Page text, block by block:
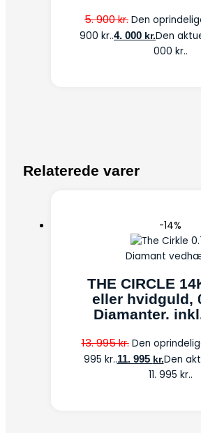
5. 900kr. Den
900 kr..4. 000 kr.Den
000 kr..
Relaterede varer
-14%
Diamant
THE CIRCLE
eller hvidguld,
Diamanter.
13. 995kr. Den
995 kr..11. 995 kr.Den
11. 995 kr..